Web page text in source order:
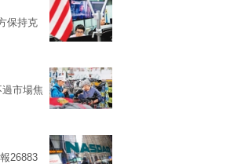
保持克
市場焦
26883